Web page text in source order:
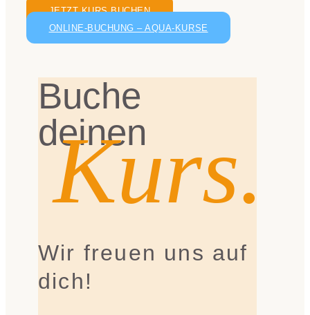
JETZT KURS BUCHEN
ONLINE-BUCHUNG – AQUA-KURSE
Buche
deinen
Kurs.
Wir freuen uns auf
dich!